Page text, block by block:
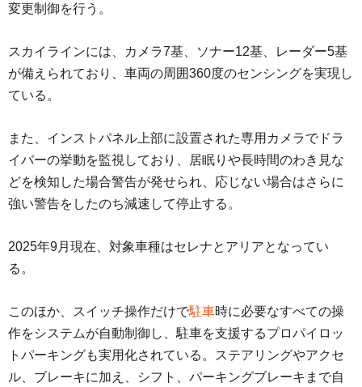
変更制御を行う。
スカイラインには、カメラ7基、ソナー12基、レーダー5基
が備えられており、車両の周囲360度のセンシングを実現し
ている。
また、インストパネル上部に設置された専用カメラでドラ
イバーの挙動を監視しており、居眠りや長時間のわき見な
どを検知した場合警告が発せられ、応じない場合はさらに
強い警告をしたのち減速して停止する。
2025年9月現在、対象車種はセレナとアリアとなってい
る。
このほか、スイッチ操作だけで駐車時に必要なすべての操
作をシステムが自動制御し、駐車を支援するプロパイロッ
トパーキングも実用化されている。ステアリングやアクセ
ル、ブレーキに加え、シフト、パーキングブレーキまで自